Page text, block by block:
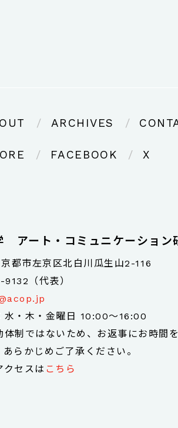
ARCHIVES
FACEBOOK X
アート・コミュニケーション
都市左京区北白川瓜生山2-116
（代表）
水・木・金曜日 10:00～16:00
制ではないため、お返事にお時間
らかじめご了承ください。
クセスは こちら